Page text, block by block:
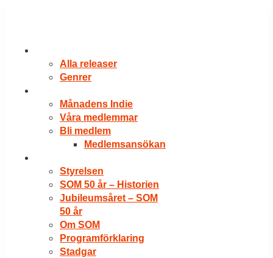
Alla releaser
Genrer
Månadens Indie
Våra medlemmar
Bli medlem
Medlemsansökan
Styrelsen
SOM 50 år – Historien
Jubileumsåret – SOM
50 år
Om SOM
Programförklaring
Stadgar